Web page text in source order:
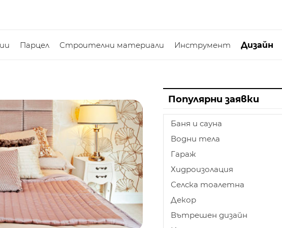
Парцел Строителни материали Инструмент Дизайн
Популярни заявки
Баня и сауна
Водни тела
Гараж
Хидроизолация
Селска тоалетна
Декор
Вътрешен дизайн